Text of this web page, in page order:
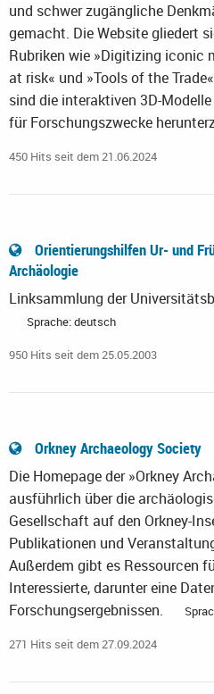
und schwer zugängliche
gemacht. Die Website gliedert
Rubriken wie »Digitizing iconic
at risk« und »Tools of the
sind die interaktiven 3D-
für Forschungszwecke
450 Hits seit dem 21.06.2024
Orientierungshilfen Ur- und
Archäologie
Linksammlung der
Sprache: deutsch
950 Hits seit dem 25.05.2003
Orkney Archaeology Society
Die Homepage der »Orkney
ausführlich über die
Gesellschaft auf den Orkney-
Publikationen und
Außerdem gibt es Ressourcen
Interessierte, darunter eine
Forschungsergebnissen.
271 Hits seit dem 27.09.2024